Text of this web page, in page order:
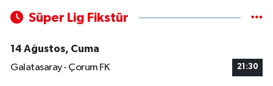
Süper Lig Fikstür
14 Ağustos, Cuma
Galatasaray - Çorum FK
21:30